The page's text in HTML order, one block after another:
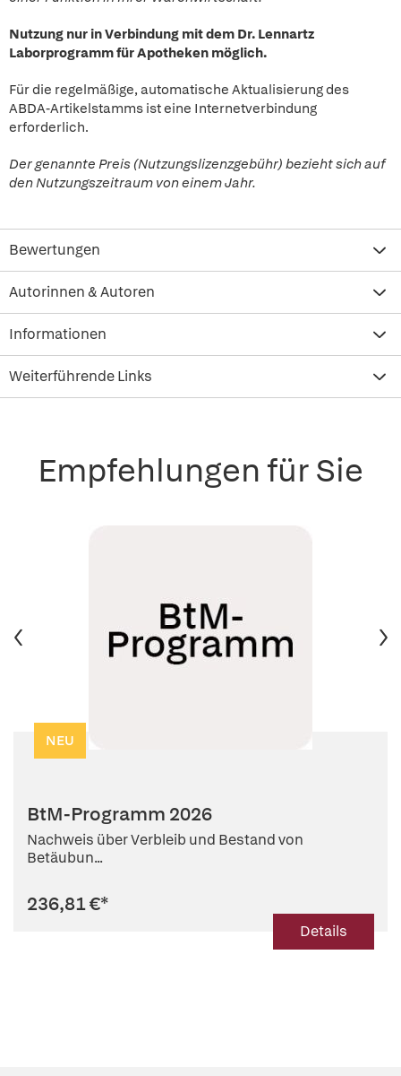
Nutzung nur in Verbindung mit dem Dr. Lennartz
Laborprogramm für Apotheken möglich.
Für die regelmäßige, automatische Aktualisierung des
ABDA-Artikelstamms ist eine Internetverbindung
erforderlich.
Der genannte Preis (Nutzungslizenzgebühr) bezieht sich auf
den Nutzungszeitraum von einem Jahr.
Bewertungen
Autorinnen & Autoren
Informationen
Weiterführende Links
Empfehlungen für Sie
NEU
BtM-Programm 2026
Nachweis über Verbleib und Bestand von
Betäubun...
236,81 €*
Details